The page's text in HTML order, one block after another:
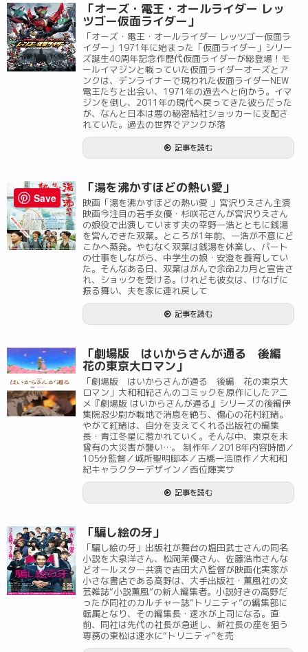
「オーズ・電王・オールライダー レッ
ツゴー仮面ライダー」
「オーズ・電王・オールライダー レッツゴー仮面ラ
イダー」1971年に始まった「仮面ライダー」シリー
ズ誕生40周年記念作歴代仮面ライダーが総登場！モ
ールイマジンと戦っていた仮面ライダーオーズとア
ンクは、デンライナーで現われた仮面ライダーNEW
電王たちと出会い、1971年の過去へと向かう。イマ
ジンを倒し、2011年の現代へ戻ってきた彼らだった
が、なんと日本は悪の秘密結社ショッカーに支配さ
れていた。過去の世界でアンクが落
記事を読む
「湯を沸かすほどの熱い愛」
映画「湯を沸かすほどの熱い愛 」宮沢りえさん主演
映画今注目の若手女優・杉咲花さんが宮沢りえさん
の娘役で出演しています夫の幸野一浩とともに銭湯
を営んできた双葉。ところが1年前、一浩が不意にど
こかへ蒸発。やむなく双葉は銭湯を休業し、パート
の仕事をしながら、中学生の娘・安澄を養育してい
た。そんなある日、双葉はがんで余命2カ月と宣告さ
れ、ショックを受ける。けれども彼女は、けなげに
振る舞い、夫を家に連れ戻して
記事を読む
「劇場版 はいからさんが通る 後編
花の東京大ロマン」
「劇場版 はいからさんが通る 後編 花の東京大
ロマン」大和和紀さんのコミックを原作にしたアニ
メ『劇場版 はいからさんが通る』シリーズの後編伊
集院忍少尉が戦地で消息を絶ち、傷心の花村紅緒。
やがて紅緒は、自分を支えてくれる出版社の編集
長・青江冬星に惹かれていく。そんな中、東京を未
曾有の大災害が襲い…。 制作年／2018年内容時間／
105分監督／城所聖明脚本／古橋一浩原作／大和和
紀キャラクターデザイン／西位輝実サ
記事を読む
「騙し絵の牙」
「騙し絵の牙」出版社が舞台の塩田武士さんの同名
小説を大泉洋さん、松岡茉優さん、佐藤浩市さんな
どオールスター共演で吉田大八監督が映画化実家が
小さな書店である高野は、大手出版社・薫風社の文
芸雑誌“小説薫風”の新人編集者。小説好きの高野だ
ったが同社のカルチャー誌“トリニティ”の編集部に
転属となり、その編集長・速水が上司になる。直
前、同社は先代の社長が急逝し、新社長の座を狙う
専務の東松は速水に“トリニティ”を売
Save